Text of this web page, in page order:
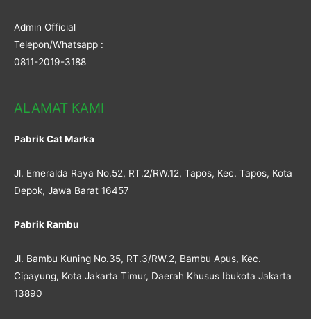
Admin Official
Telepon/Whatsapp :
0811-2019-3188
ALAMAT KAMI
Pabrik Cat Marka
Jl. Emeralda Raya No.52, RT.2/RW.12, Tapos, Kec. Tapos, Kota
Depok, Jawa Barat 16457
Pabrik Rambu
Jl. Bambu Kuning No.35, RT.3/RW.2, Bambu Apus, Kec.
Cipayung, Kota Jakarta Timur, Daerah Khusus Ibukota Jakarta
13890